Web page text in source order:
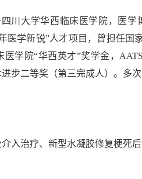
川大学华西临床医学院，医
医学新锐”人才项目，曾担任
医学院“华西英才”奖学金，
步二等奖（第三完成人）。多
入治疗、新型水凝胶修复梗死